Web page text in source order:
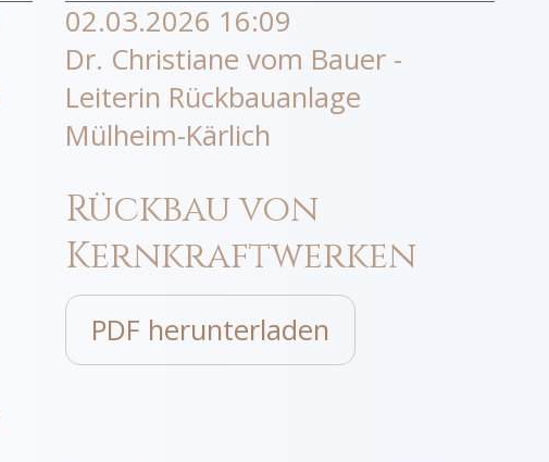
02.03.2026 16:09
Dr. Christiane vom Bauer -
Leiterin Rückbauanlage
Mülheim-Kärlich
Rückbau von
Kernkraftwerken
PDF herunterladen